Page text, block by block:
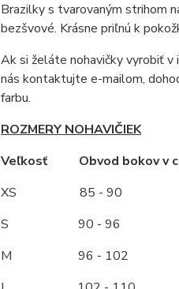
Brazilky s tvarovaným strihom
bezšvové. Krásne priľnú k
Ak si želáte nohavičky vyrobiť
nás kontaktujte e-mailom,
farbu.
ROZMERY NOHAVIČIEK
Veľkosť Obvod bokov v
XS
85 - 90
S 90 - 96
M
96 - 102